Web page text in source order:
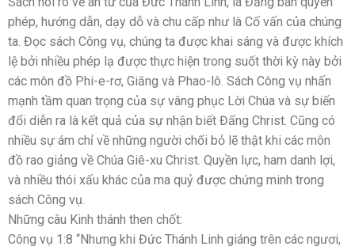
phép, hướng dẫn, dạy dỗ và chu cấp như là Cố vấn của chúng
ta. Đọc sách Công vụ, chúng ta được khai sáng và được khích
lệ bởi nhiều phép lạ được thực hiện trong suốt thời kỳ này bởi
các môn đồ Phi-e-rơ, Giăng và Phao-lô. Sách Công vụ nhấn
mạnh tầm quan trọng của sự vâng phục Lời Chúa và sự biến
đổi diễn ra là kết quả của sự nhận biết Đấng Christ. Cũng có
nhiều sự ám chỉ về những người chối bỏ lẽ thật khi các môn
đồ rao giảng về Chúa Giê-xu Christ. Quyền lực, ham danh lợi,
và nhiều thói xấu khác của ma quỷ được chứng minh trong
sách Công vụ.
Những câu Kinh thánh then chốt:
Công vụ 1:8 “Nhưng khi Đức Thánh Linh giáng trên các ngươi,